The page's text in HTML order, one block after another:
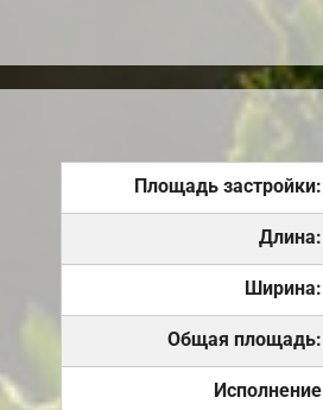
Площадь застройки:
Длина:
Ширина:
Общая площадь:
Исполнение